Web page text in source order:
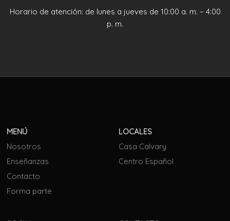
Horario de atención: de lunes a jueves de 10:00 a. m. – 4:00
p. m.
MENÚ
Nosotros
Enseñanzas
Contacto
Forma parte
LOCALES
Casa Calvary
Centro Español